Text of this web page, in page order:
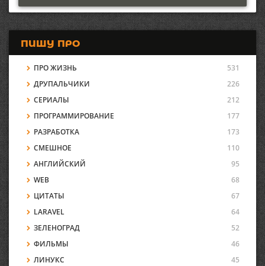
ПИШУ ПРО
ПРО ЖИЗНЬ
531
ДРУПАЛЬЧИКИ
226
СЕРИАЛЫ
212
ПРОГРАММИРОВАНИЕ
177
РАЗРАБОТКА
173
СМЕШНОЕ
110
АНГЛИЙСКИЙ
95
WEB
68
ЦИТАТЫ
67
LARAVEL
64
ЗЕЛЕНОГРАД
52
ФИЛЬМЫ
46
ЛИНУКС
45